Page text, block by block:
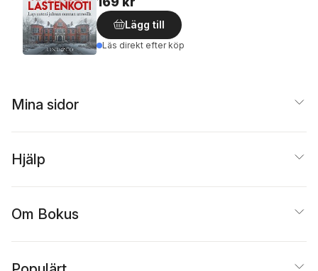
Lägg till
Läs direkt efter köp
Mina sidor
Hjälp
Om Bokus